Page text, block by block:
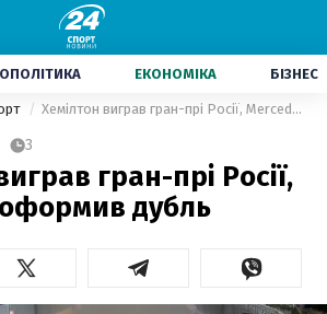
ЕКОНОМІКА БІЗНЕС
Хемілтон виграв гран-прі Росії, Mercedes оформив дубль
3
гран-прі Росії,
дубль